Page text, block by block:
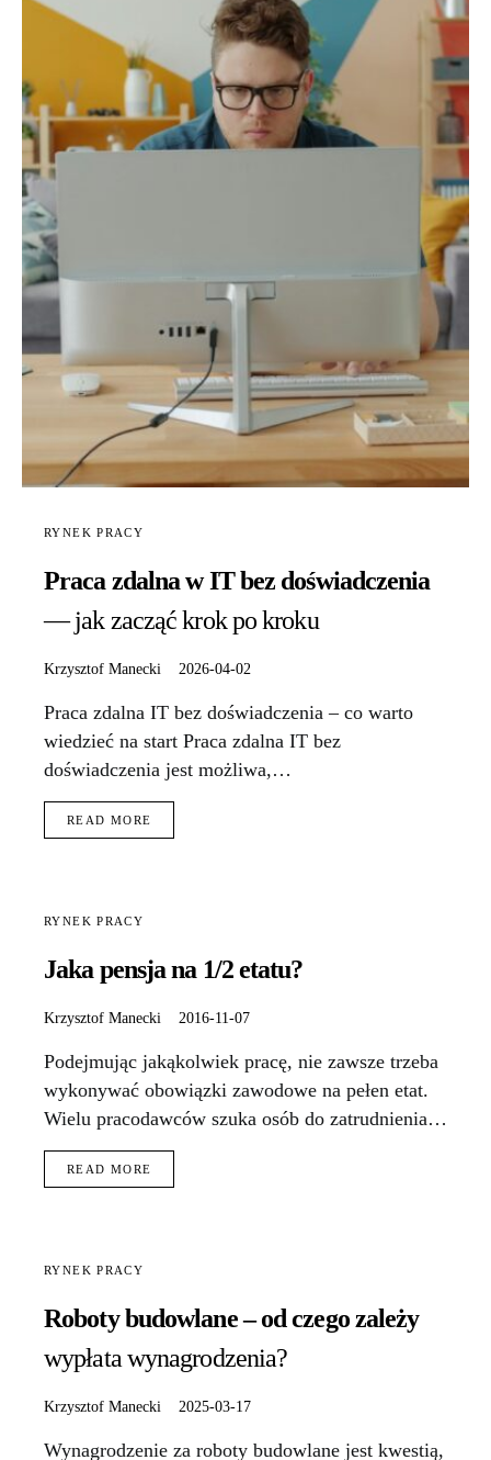
RYNEK PRACY
Praca zdalna w IT bez doświadczenia
— jak zacząć krok po kroku
Krzysztof Manecki 2026-04-02
Praca zdalna IT bez doświadczenia – co warto
wiedzieć na start Praca zdalna IT bez
doświadczenia jest możliwa,…
READ MORE
RYNEK PRACY
Jaka pensja na 1/2 etatu?
Krzysztof Manecki 2016-11-07
Podejmując jakąkolwiek pracę, nie zawsze trzeba
wykonywać obowiązki zawodowe na pełen etat.
Wielu pracodawców szuka osób do zatrudnienia…
READ MORE
RYNEK PRACY
Roboty budowlane – od czego zależy
wypłata wynagrodzenia?
Krzysztof Manecki 2025-03-17
Wynagrodzenie za roboty budowlane jest kwestią,